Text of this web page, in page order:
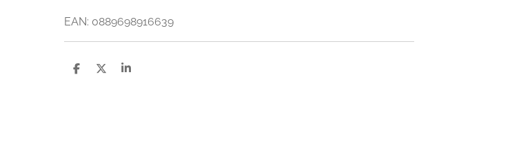
EAN: 0889698916639
D
D
S